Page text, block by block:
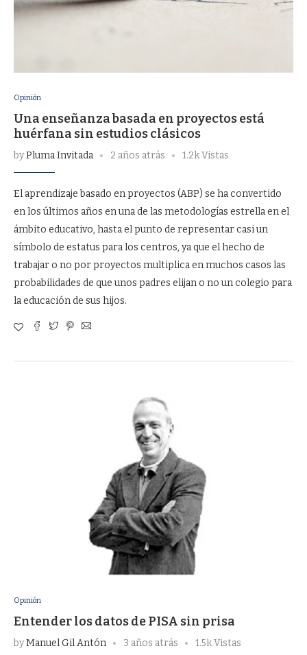
Opinión
Una enseñanza basada en proyectos está
huérfana sin estudios clásicos
byPluma Invitada 2 años atrás 1.2k Vistas
El aprendizaje basado en proyectos (ABP) se ha convertido
en los últimos años en una de las metodologías estrella en el
ámbito educativo, hasta el punto de representar casi un
símbolo de estatus para los centros, ya que el hecho de
trabajar o no por proyectos multiplica en muchos casos las
probabilidades de que unos padres elijan o no un colegio para
la educación de sus hijos.
Opinión
Entender los datos de PISA sin prisa
byManuel Gil Antón 3 años atrás 1.5k Vistas